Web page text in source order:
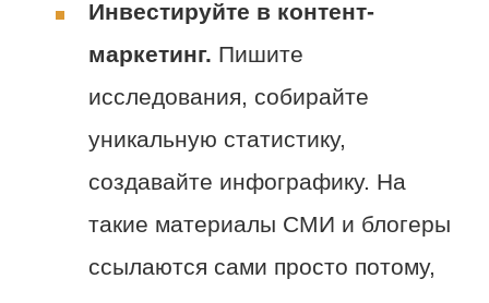
Инвестируйте в контент-
маркетинг. Пишите
исследования, собирайте
уникальную статистику,
создавайте инфографику. На
такие материалы СМИ и блогеры
ссылаются сами просто потому,